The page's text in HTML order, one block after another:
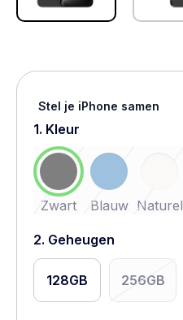
Stel je iPhone samen
1. Kleur
Zwart Blauw Naturel
2. Geheugen
128GB 256GB